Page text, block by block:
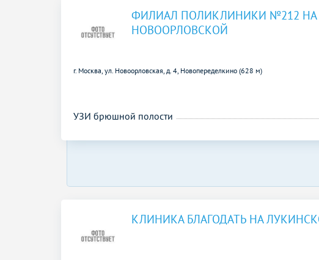
ФИЛИАЛ ПОЛИКЛИНИКИ №212 НА
НОВООРЛОВСКОЙ
г. Москва, ул. Новоорловская, д. 4, Новопеределкино (628 м)
УЗИ брюшной полости
КЛИНИКА БЛАГОДАТЬ НА